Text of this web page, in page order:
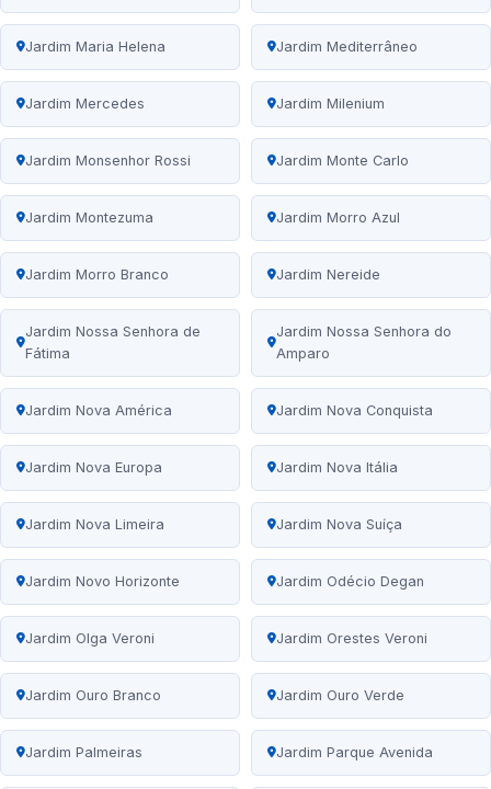
Jardim Maria Helena Jardim Mediterrâneo
Jardim Mercedes Jardim Milenium
Jardim Monsenhor Rossi Jardim Monte Carlo
Jardim Montezuma Jardim Morro Azul
Jardim Morro Branco Jardim Nereide
Jardim Nossa Senhora de
Fátima
Jardim Nossa Senhora do
Amparo
Jardim Nova América Jardim Nova Conquista
Jardim Nova Europa Jardim Nova Itália
Jardim Nova Limeira Jardim Nova Suíça
Jardim Novo Horizonte Jardim Odécio Degan
Jardim Olga Veroni Jardim Orestes Veroni
Jardim Ouro Branco Jardim Ouro Verde
Jardim Palmeiras Jardim Parque Avenida